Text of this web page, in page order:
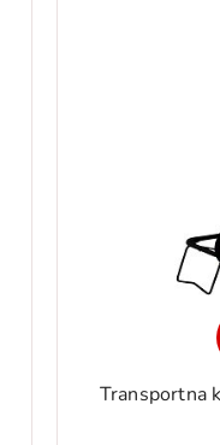
Pištolj za